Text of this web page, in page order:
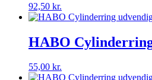
92,50 kr.
HABO
55,00 kr.